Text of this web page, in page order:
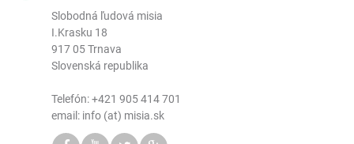
Slobodná ľudová misia
I.Krasku 18
917 05 Trnava
Slovenská republika
Telefón:+421 905 414 701
email: info (at) misia.sk